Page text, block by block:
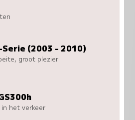
Serie (2003 - 2010)
groot plezier
in het verkeer